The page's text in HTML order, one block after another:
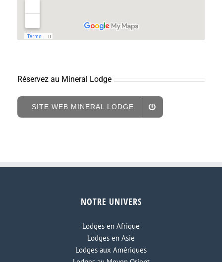
Réservez au Mineral Lodge
SITE WEB MINERAL LODGE
NOTRE UNIVERS
Lodges en Afrique
Lodges en Asie
Lodges aux Amériques